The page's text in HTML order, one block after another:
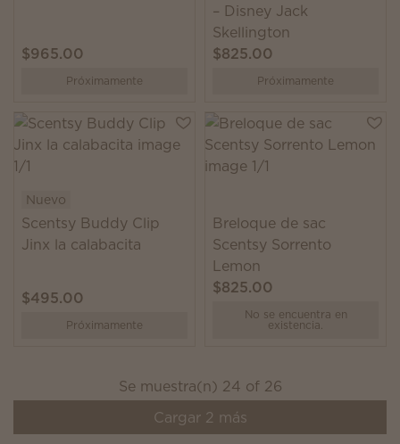
$965.00
Próximamente
– Disney Jack
Skellington
$825.00
Próximamente
Nuevo
Scentsy Buddy Clip
Jinx la calabacita
$495.00
Próximamente
Breloque de sac
Scentsy Sorrento
Lemon
$825.00
No se encuentra en
existencia.
Se muestra(n) 24 of 26
Cargar 2 más